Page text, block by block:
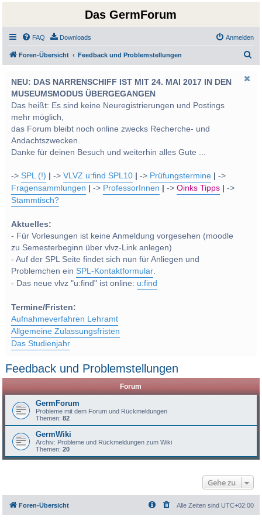
Das GermForum
FAQ Downloads Anmelden
Foren-Übersicht Feedback und Problemstellungen
NEU: DAS NARRENSCHIFF IST MIT 24. MAI 2017 IN DEN
MUSEUMSMODUS ÜBERGEGANGEN
Das heißt: Es sind keine Neuregistrierungen und Postings
mehr möglich,
das Forum bleibt noch online zwecks Recherche- und
Andachtszwecken.
Danke für deinen Besuch und weiterhin alles Gute ...
->SPL (!) ->VLVZ u:find SPL10 -> Prüfungstermine
->
Fragensammlungen
-> ProfessorInnen ->Oinks Tipps
->
Stammtisch?
Aktuelles:
- Für Vorlesungen ist keine Anmeldung vorgesehen (moodle
zu Semesterbeginn über vlvz-Link anlegen)
- Auf der SPL Seite findet sich nun für Anliegen und
Problemchen einSPL-Kontaktformular.
- Das neue vlvz "u:find" ist online: u:find
Termine/Fristen:
Aufnahmeverfahren Lehramt
Allgemeine Zulassungsfristen
Das Studienjahr
Feedback und Problemstellungen
Forum
GermForum
Probleme mit dem Forum und Rückmeldungen
Themen:82
GermWiki
Archiv: Probleme und Rückmeldungen zum Wiki
Themen:20
Gehe zu
Foren-Übersicht Alle Zeiten sind UTC+02:00